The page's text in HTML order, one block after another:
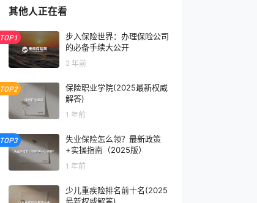
其他人正在看
TOP1
步入保险世界：办理保险公司
的必备手续大公开
2 年前
TOP2
保险职业学院(2025最新权威
解答)
1 年前
TOP3
失业保险怎么领？最新政策
+实操指南（2025版）
1 年前
少儿重疾险排名前十名(2025